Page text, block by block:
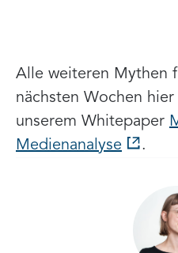
Alle weiteren Mythen
nächsten Wochen
unserem Whitepaper
Medienanalyse
.